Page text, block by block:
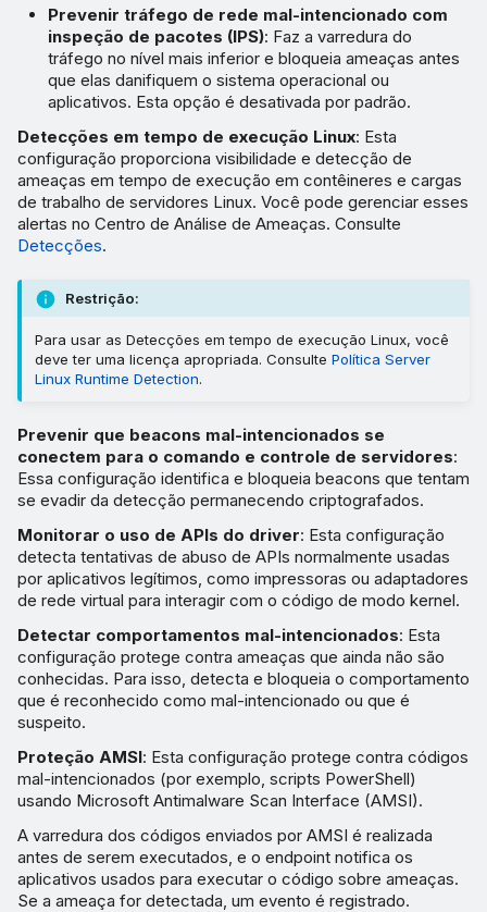
Prevenir tráfego de rede mal-intencionado com
inspeção de pacotes (IPS): Faz a varredura do
tráfego no nível mais inferior e bloqueia ameaças antes
que elas danifiquem o sistema operacional ou
aplicativos. Esta opção é desativada por padrão.
Detecções em tempo de execução Linux: Esta
configuração proporciona visibilidade e detecção de
ameaças em tempo de execução em contêineres e cargas
de trabalho de servidores Linux. Você pode gerenciar esses
alertas no Centro de Análise de Ameaças. Consulte
Detecções.
Restrição:
Para usar as Detecções em tempo de execução Linux, você
deve ter uma licença apropriada. Consulte Política Server
Linux Runtime Detection.
Prevenir que beacons mal-intencionados se
conectem para o comando e controle de servidores:
Essa configuração identifica e bloqueia beacons que tentam
se evadir da detecção permanecendo criptografados.
Monitorar o uso de APIs do driver: Esta configuração
detecta tentativas de abuso de APIs normalmente usadas
por aplicativos legítimos, como impressoras ou adaptadores
de rede virtual para interagir com o código de modo kernel.
Detectar comportamentos mal-intencionados: Esta
configuração protege contra ameaças que ainda não são
conhecidas. Para isso, detecta e bloqueia o comportamento
que é reconhecido como mal-intencionado ou que é
suspeito.
Proteção AMSI: Esta configuração protege contra códigos
mal-intencionados (por exemplo, scripts PowerShell)
usando Microsoft Antimalware Scan Interface (AMSI).
A varredura dos códigos enviados por AMSI é realizada
antes de serem executados, e o endpoint notifica os
aplicativos usados para executar o código sobre ameaças.
Se a ameaça for detectada, um evento é registrado.